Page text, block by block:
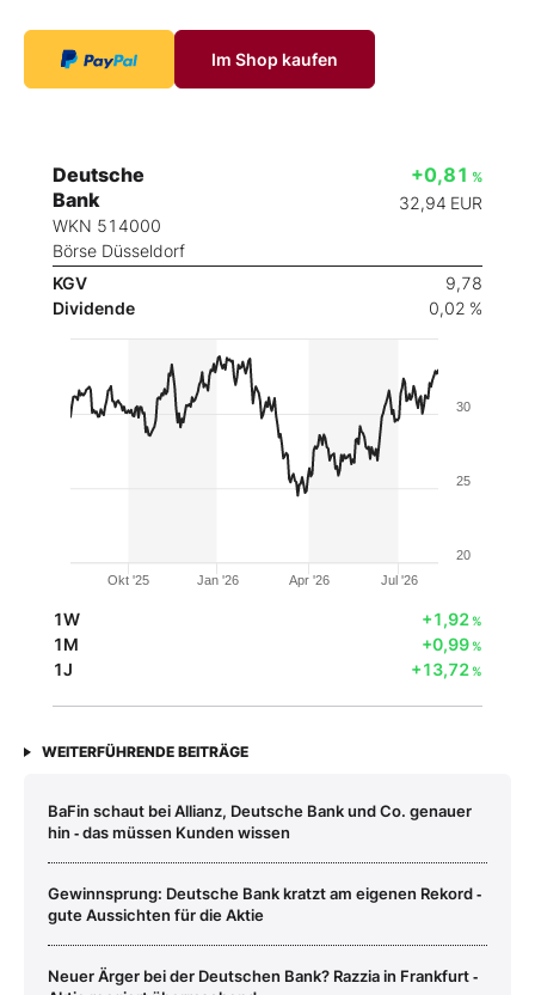
Im Shop kaufen
Deutsche
Bank
WKN 514000
Börse Düsseldorf
+0,81 %
32,94 EUR
KGV
9,78
Dividende
0,02 %
Okt '25 Jan '26 Apr '26 Jul '26
20
25
30
1W +1,92%
1M +0,99%
1J +13,72%
WEITERFÜHRENDE BEITRÄGE
BaFin schaut bei Allianz, Deutsche Bank und Co. genauer
hin ‑ das müssen Kunden wissen
Gewinnsprung: Deutsche Bank kratzt am eigenen Rekord ‑
gute Aussichten für die Aktie
Neuer Ärger bei der Deutschen Bank? Razzia in Frankfurt ‑